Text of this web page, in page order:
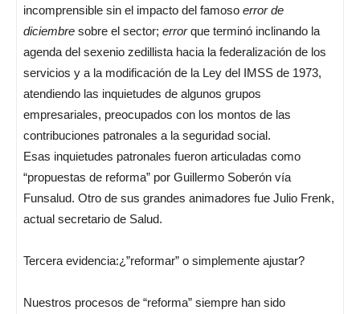
incomprensible sin el impacto del famoso error de
diciembre sobre el sector; errorque terminó inclinando la
agenda del sexenio zedillista hacia la federalización de los
servicios y a la modificación de la Ley del IMSS de 1973,
atendiendo las inquietudes de algunos grupos
empresariales, preocupados con los montos de las
contribuciones patronales a la seguridad social.
Esas inquietudes patronales fueron articuladas como
“propuestas de reforma” por Guillermo Soberón vía
Funsalud. Otro de sus grandes animadores fue Julio Frenk,
actual secretario de Salud.
Tercera evidencia:¿”reformar” o simplemente ajustar?
Nuestros procesos de “reforma” siempre han sido